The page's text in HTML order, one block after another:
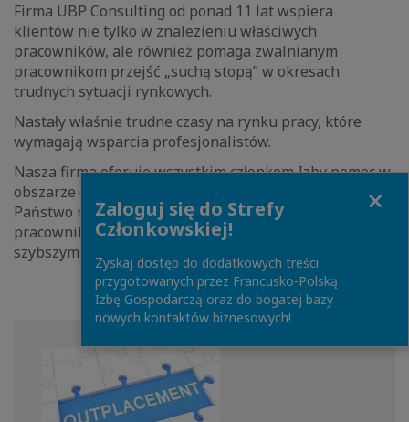
Firma UBP Consulting od ponad 11 lat wspiera
klientów nie tylko w znalezieniu właściwych
pracowników, ale również pomaga zwalnianym
pracownikom przejść „suchą stopą” w okresach
trudnych sytuacji rynkowych.
Nastały właśnie trudne czasy na rynku pracy, które
wymagają wsparcia profesjonalistów.
Nasza firma oferuje wszystkim członkom Izby pomoc w
obszarze outplacementu. Dzięki temu będziecie
Państwo mogli wesprzeć swoich zwalnianych
pracowników w odnalezieniu się na rynku pracy oraz
szybszym znalezieniu nowego pracodawcy.
Zaloguj się do Strefy
Członkowskiej!
Zyskaj dostęp do dodatkowych treści
przygotowanych przez Francusko-Polską
Izbę Gospodarczą oraz do bogatej bazy
nowych kontaktów biznesowych!